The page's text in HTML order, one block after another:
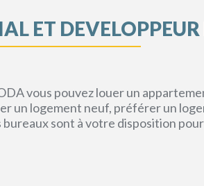
ET
vous pouvez louer un
un logement neuf, préférer un
sont à votre disposition